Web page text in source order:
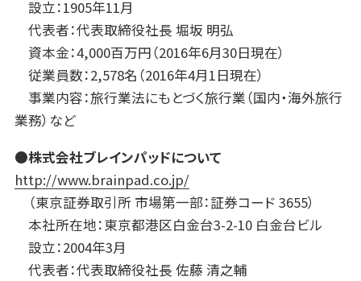
設立：1905年11月
代表者：代表取締役社長 堀坂 明弘
資本金：4,000百万円（2016年6月30日現在）
従業員数：2,578名（2016年4月1日現在）
事業内容：旅行業法にもとづく旅行業（国内・海外旅行
業務）など
●株式会社ブレインパッドについて
http://www.brainpad.co.jp/
（東京証券取引所 市場第一部：証券コード 3655）
本社所在地：東京都港区白金台3-2-10 白金台ビル
設立：2004年3月
代表者：代表取締役社長 佐藤 清之輔